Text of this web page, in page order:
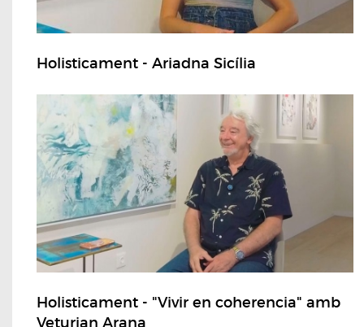
Holisticament - Ariadna Sicília
Holisticament - "Vivir en coherencia" amb
Veturian Arana